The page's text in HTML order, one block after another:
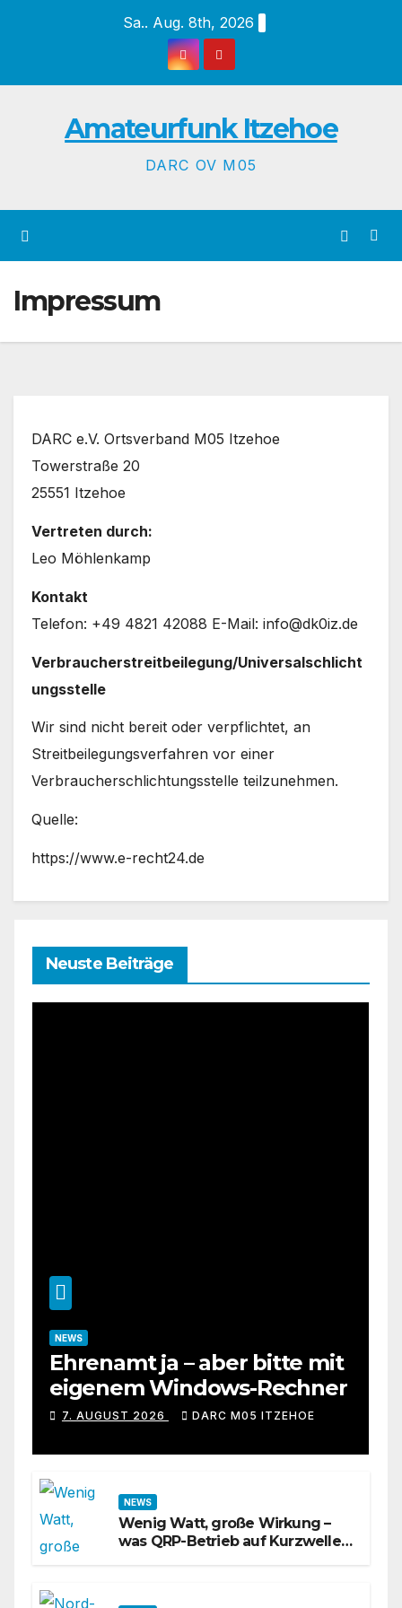
Sa.. Aug. 8th, 2026
Amateurfunk Itzehoe
DARC OV M05
Impressum
DARC e.V. Ortsverband M05 Itzehoe
Towerstraße 20
25551 Itzehoe
Vertreten durch:
Leo Möhlenkamp
Kontakt
Telefon: +49 4821 42088 E-Mail: info@dk0iz.de
Verbraucherstreitbeilegung/Universalschlicht
ungsstelle
Wir sind nicht bereit oder verpflichtet, an
Streitbeilegungsverfahren vor einer
Verbraucherschlichtungsstelle teilzunehmen.
Quelle:
https://www.e-recht24.de
Neuste Beiträge
NEWS
Ehrenamt ja – aber bitte mit
eigenem Windows-Rechner
7. AUGUST 2026 DARC M05 ITZEHOE
NEWS
Wenig Watt, große Wirkung –
was QRP-Betrieb auf Kurzwelle